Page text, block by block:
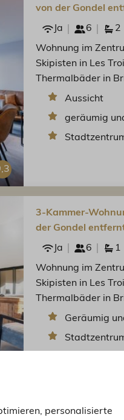
von der Gondel
Ja 6 2
Wohnung im
Skipisten in Les
Thermalbäder in
Aussicht
geräumig
3-Kammer-
der Gondel
Ja 6 1
Wohnung im
Skipisten in Les
Thermalbäder in
Geräumig
3-kamer
personalisierte